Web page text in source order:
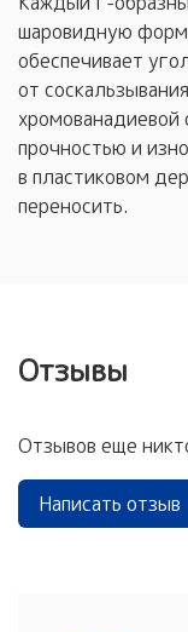
шаровидную
обеспечивает
от
хромованадиевой
прочностью и
в пластиковом
переносить.
Отзывы
Отзывов еще
Написать отзыв